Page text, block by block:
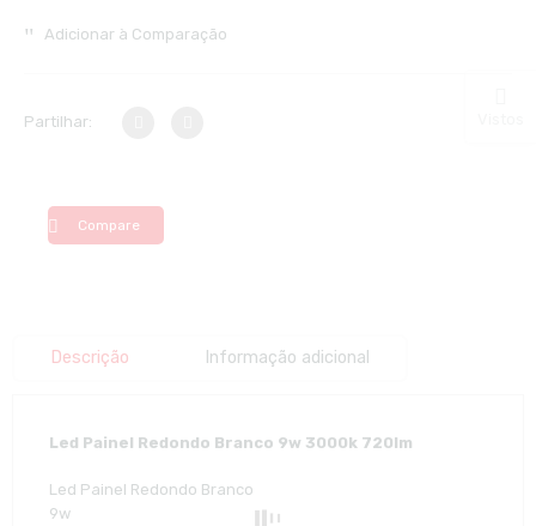
Adicionar à Comparação
Partilhar:
Compare
Descrição Informação adicional
Led Painel Redondo Branco 9w 3000k 720lm
Led Painel Redondo Branco
9w